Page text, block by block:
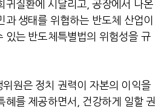
귀질환에 시달리고, 공장에서 나온
과 생태를 위협하는 반도체 산업이
있는 반도체특별법의 위험성을 규
원은 정치 권력이 자본의 이익을
혜를 제공하면서, 건강하게 일할 권